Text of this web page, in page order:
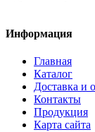
Информация
Главная
Каталог
Доставка и
Контакты
Продукция
Карта сайта